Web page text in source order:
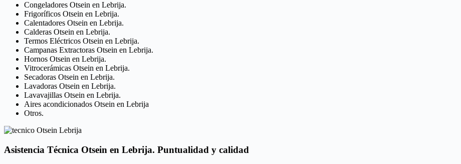
Congeladores Otsein en Lebrija.
Frigoríficos Otsein en Lebrija.
Calentadores Otsein en Lebrija.
Calderas Otsein en Lebrija.
Termos Eléctricos Otsein en Lebrija.
Campanas Extractoras Otsein en Lebrija.
Hornos Otsein en Lebrija.
Vitrocerámicas Otsein en Lebrija.
Secadoras Otsein en Lebrija.
Lavadoras Otsein en Lebrija.
Lavavajillas Otsein en Lebrija.
Aires acondicionados Otsein en Lebrija
Otros.
Asistencia Técnica Otsein en Lebrija. Puntualidad y calidad